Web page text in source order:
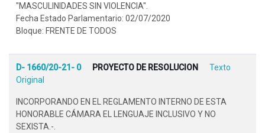
"MASCULINIDADES SIN VIOLENCIA".
Fecha Estado Parlamentario: 02/07/2020
Bloque: FRENTE DE TODOS
D- 1660/20-21- 0 PROYECTO DE RESOLUCION
Texto
Original
INCORPORANDO EN EL REGLAMENTO INTERNO DE ESTA
HONORABLE CÁMARA EL LENGUAJE INCLUSIVO Y NO
SEXISTA.-.